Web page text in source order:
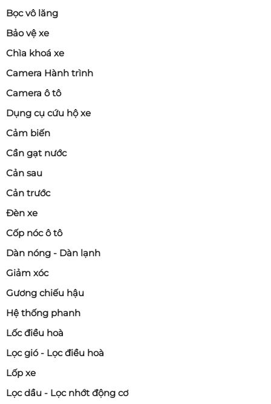
Bọc vô lăng
Bảo vệ xe
Chìa khoá xe
Camera Hành trình
Camera ô tô
Dụng cụ cứu hộ xe
Cảm biến
Cần gạt nước
Cản sau
Cản trước
Đèn xe
Cốp nóc ô tô
Dàn nóng - Dàn lạnh
Giảm xóc
Gương chiếu hậu
Hệ thống phanh
Lốc điều hoà
Lọc gió - Lọc điều hoà
Lốp xe
Lọc dầu - Lọc nhớt động cơ